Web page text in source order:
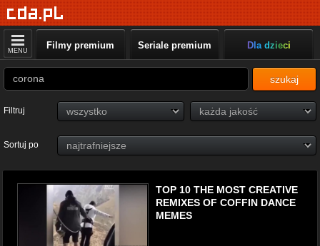
MENU Filmy premium Seriale premium Dla dzieci
szukaj
Filtruj
Sortuj po
TOP 10 THE MOST CREATIVE
REMIXES OF COFFIN DANCE
MEMES